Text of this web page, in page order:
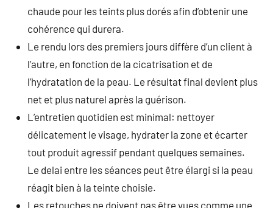
chaude pour les teints plus dorés afin d’obtenir une
cohérence qui durera.
Le rendu lors des premiers jours diffère d’un client à
l’autre, en fonction de la cicatrisation et de
l’hydratation de la peau. Le résultat final devient plus
net et plus naturel après la guérison.
L’entretien quotidien est minimal: nettoyer
délicatement le visage, hydrater la zone et écarter
tout produit agressif pendant quelques semaines.
Le delai entre les séances peut être élargi si la peau
réagit bien à la teinte choisie.
Les retouches ne doivent pas être vues comme une